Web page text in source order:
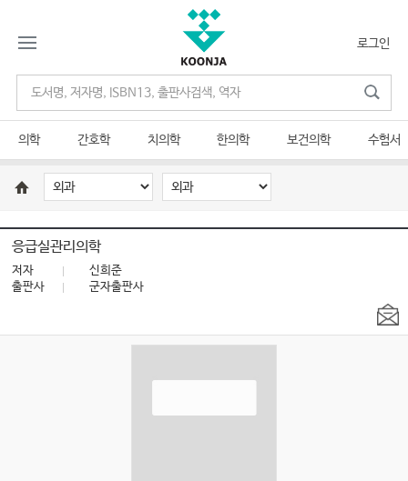
로그인
의학 간호학 치의학 한의학 보건의학 수험서
응급실관리의학
저자
신희준
출판사
군자출판사